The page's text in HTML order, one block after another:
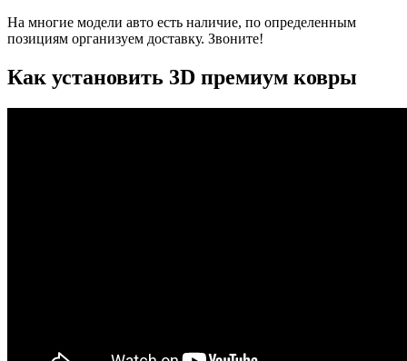
На многие модели авто есть наличие, по определенным
позициям организуем доставку. Звоните!
Как установить 3D премиум ковры